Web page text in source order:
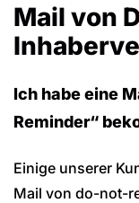
Mail von
Ich habe eine
Reminder“
Einige unserer
Mail von do-not-